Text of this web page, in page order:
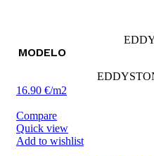
MODELO
16.90 €/m2
Compare
Quick view
Add to wishlist